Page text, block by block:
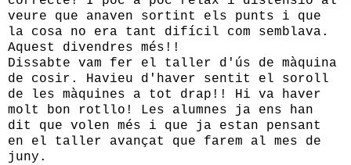
veure que anaven sortint els punts i que
la cosa no era tant difícil com semblava.
Aquest divendres més!!
Dissabte vam fer el taller d'ús de màquina
de cosir. Havieu d'haver sentit el soroll
de les màquines a tot drap!! Hi va haver
molt bon rotllo! Les alumnes ja ens han
dit que volen més i que ja estan pensant
en el taller avançat que farem al mes de
juny.